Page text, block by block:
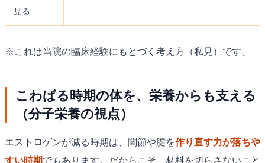
見る
※これは当院の臨床経験にもとづく考え方（私見）です。
こわばる時期の体を、栄養からも支える
（分子栄養の視点）
エストロゲンが減る時期は、関節や腱を作り直す力が落ちや
すい時期でもあります。だからこそ、材料を切らさないこと